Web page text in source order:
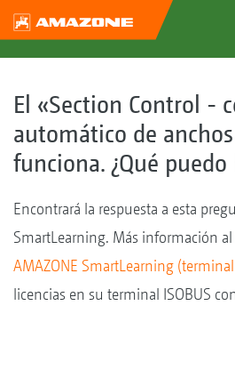
El «Section Control -
automático de
funciona. ¿Qué puedo
Encontrará la respuesta a esta
SmartLearning. Más información
AMAZONE SmartLearning
licencias en su terminal ISOBUS